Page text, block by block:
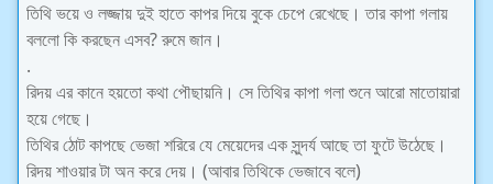
তিথি ভয়ে ও লজ্জায় দুই হাতে কাপর দিয়ে বুকে চেপে রেখেছে। তার কাপা গলায়
বললো কি করছেন এসব? রুমে জান।
.
রিদয় এর কানে হয়তো কথা পৌছায়নি। সে তিথির কাপা গলা শুনে আরো মাতোয়ারা
হয়ে গেছে।
তিথির ঠোট কাপছে ভেজা শরিরে যে মেয়েদের এক সুন্দর্য আছে তা ফুটে উঠেছে।
রিদয় শাওয়ার টা অন করে দেয়। (আবার তিথিকে ভেজাবে বলে)